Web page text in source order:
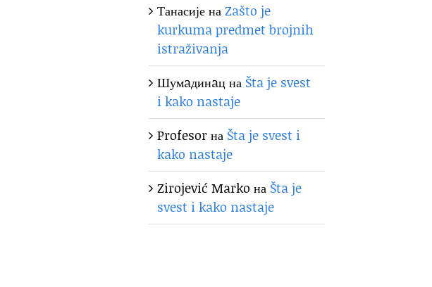
ТанасијенаZašto je
kurkuma predmet brojnih
istraživanja
Шумaдинaцна Šta je svest
i kako nastaje
Profesorна Šta je svest i
kako nastaje
Zirojević Marko на Šta je
svest i kako nastaje